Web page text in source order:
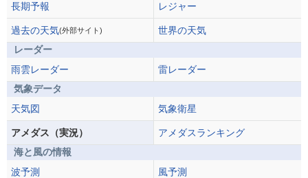
長期予報 レジャー
過去の天気(外部サイト)
世界の天気
レーダー
雨雲レーダー
雷レーダー
気象データ
天気図
気象衛星
アメダス（実況）
アメダスランキング
海と風の情報
波予測
風予測